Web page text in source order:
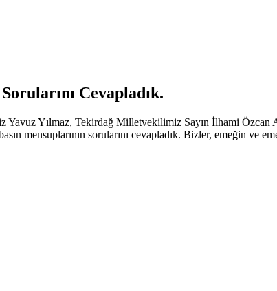
Cevapladık.
Yavuz Yılmaz, Tekirdağ Milletvekilimiz Sayın İlhami
mensuplarının sorularını cevapladık. Bizler, emeğin ve